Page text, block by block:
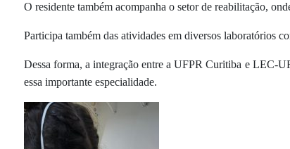
O residente também acompanha o setor de reabilitação,
Participa também das atividades em diversos laboratórios
Dessa forma, a integração entre a UFPR Curitiba e LEC-
essa importante especialidade.